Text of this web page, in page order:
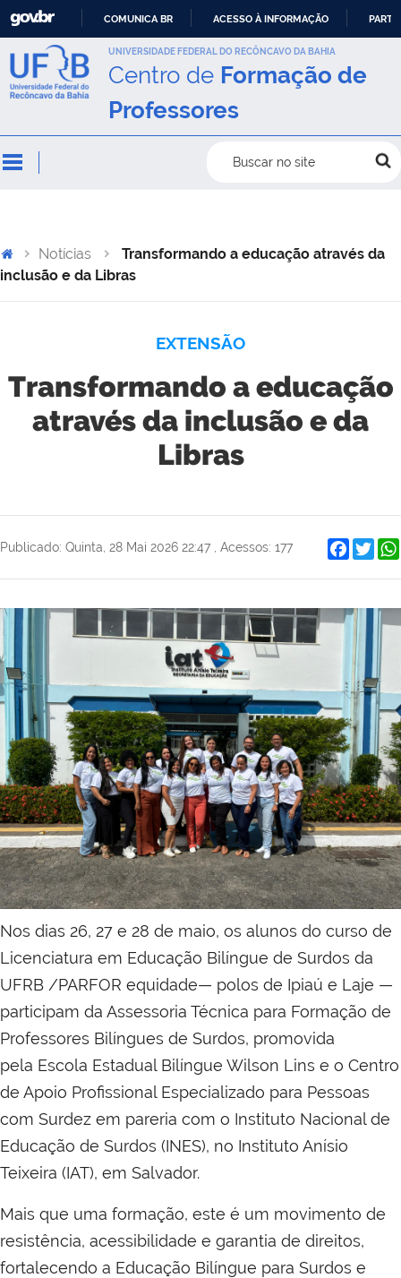
IR
PARA
CONTEÚDO
COMUNICA BR ACESSO À INFORMAÇÃO
UNIVERSIDADE FEDERAL DO RECÔNCAVO DA BAHIA
Centro de Formação de
Professores
Buscar no site
Notícias
Transformando a educação através da
inclusão e da Libras
EXTENSÃO
Transformando a educação
através da inclusão e da
Libras
Publicado: Quinta, 28 Mai 2026 22:47 Acessos: 177
Nos dias 26, 27 e 28 de maio, os alunos do curso de
Licenciatura em Educação Bilíngue de Surdos da
UFRB /PARFOR equidade— polos de Ipiaú e Laje —
participam da Assessoria Técnica para Formação de
Professores Bilíngues de Surdos, promovida
pela Escola Estadual Bilíngue Wilson Lins e o Centro
de Apoio Profissional Especializado para Pessoas
com Surdez em pareria com o Instituto Nacional de
Educação de Surdos (INES), no Instituto Anísio
Teixeira (IAT), em Salvador.
Mais que uma formação, este é um movimento de
resistência, acessibilidade e garantia de direitos,
fortalecendo a Educação Bilíngue para Surdos e